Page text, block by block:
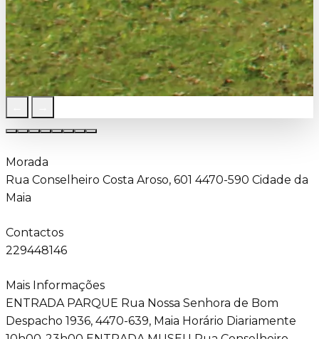
Morada
Rua Conselheiro Costa Aroso, 601 4470-590 Cidade da
Maia
Contactos
229448146
Mais Informações
ENTRADA PARQUE Rua Nossa Senhora de Bom
Despacho 1936, 4470-639, Maia Horário Diariamente